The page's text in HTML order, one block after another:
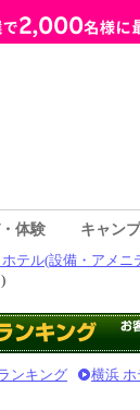
体験 キャン
テル(設備・アメニ
ンキング 横浜